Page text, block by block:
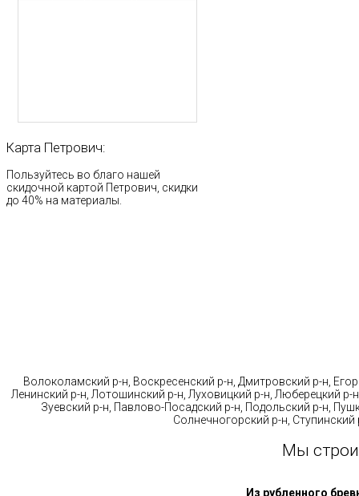
Карта Петрович:
Пользуйтесь во благо нашей
скидочной картой Петрович, скидки
до 40% на материалы.
Волоколамский р-н, Воскресенский р-н, Дмитровский р-н,
Ленинский р-н, Лотошинский р-н, Луховицкий р-н, Люберецкий
Зуевский р-н, Павлово-Посадский р-н, Подольский р-н,
Солнечногорский р-н,
Мы
Из рубленного